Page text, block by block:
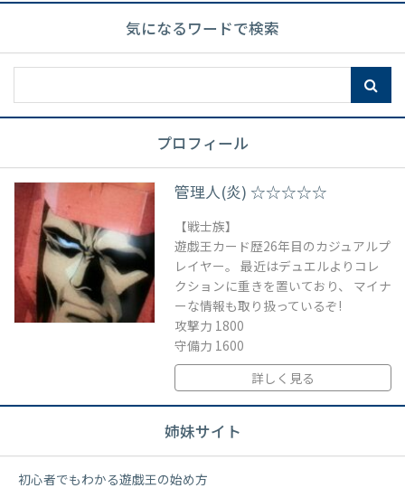
気になるワードで検索
プロフィール
管理人(炎) ☆☆☆☆☆
【戦士族】
遊戯王カード歴26年目のカジュアルプ
レイヤー。 最近はデュエルよりコレ
クションに重きを置いており、 マイナ
ーな情報も取り扱っているぞ!
攻撃力 1800
守備力 1600
詳しく見る
姉妹サイト
初心者でもわかる遊戯王の始め方